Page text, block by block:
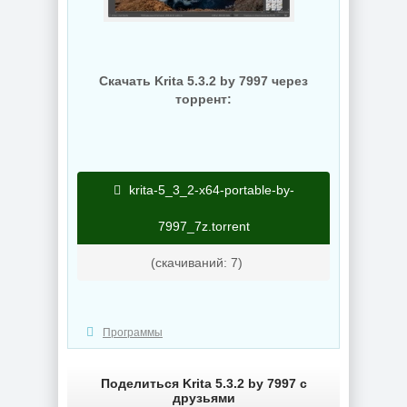
схем KiCad 10.0.5
4.2.3.37 Plus
16.0.5.19 by 7997
NEW
1.65.1 + Portable
Скачать Krita 5.3.2 by 7997 через
торрент:
krita-5_3_2-x64-portable-by-
7997_7z.torrent
(cкачиваний: 7)
Программы
Поделиться Krita 5.3.2 by 7997 с
друзьями